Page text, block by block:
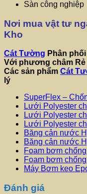
Sàn công nghiệp
Nơi mua vật tư
Kho
Cát Tường Phân
Với phương châm
Các sản phẩm Cát
lý
SuperFlex –
Lưới Polyester
Lưới Polyester
Lưới Polyester
Băng cản nước
Băng cản nước
Foam bơm
Foam bơm
Máy Bơm keo
Đánh giá